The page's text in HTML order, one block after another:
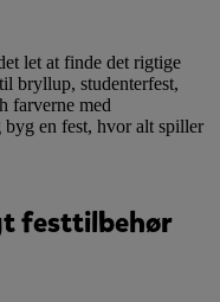
let at finde det rigtige
bryllup, studenterfest,
farverne med
en fest, hvor alt spiller
festtilbehør